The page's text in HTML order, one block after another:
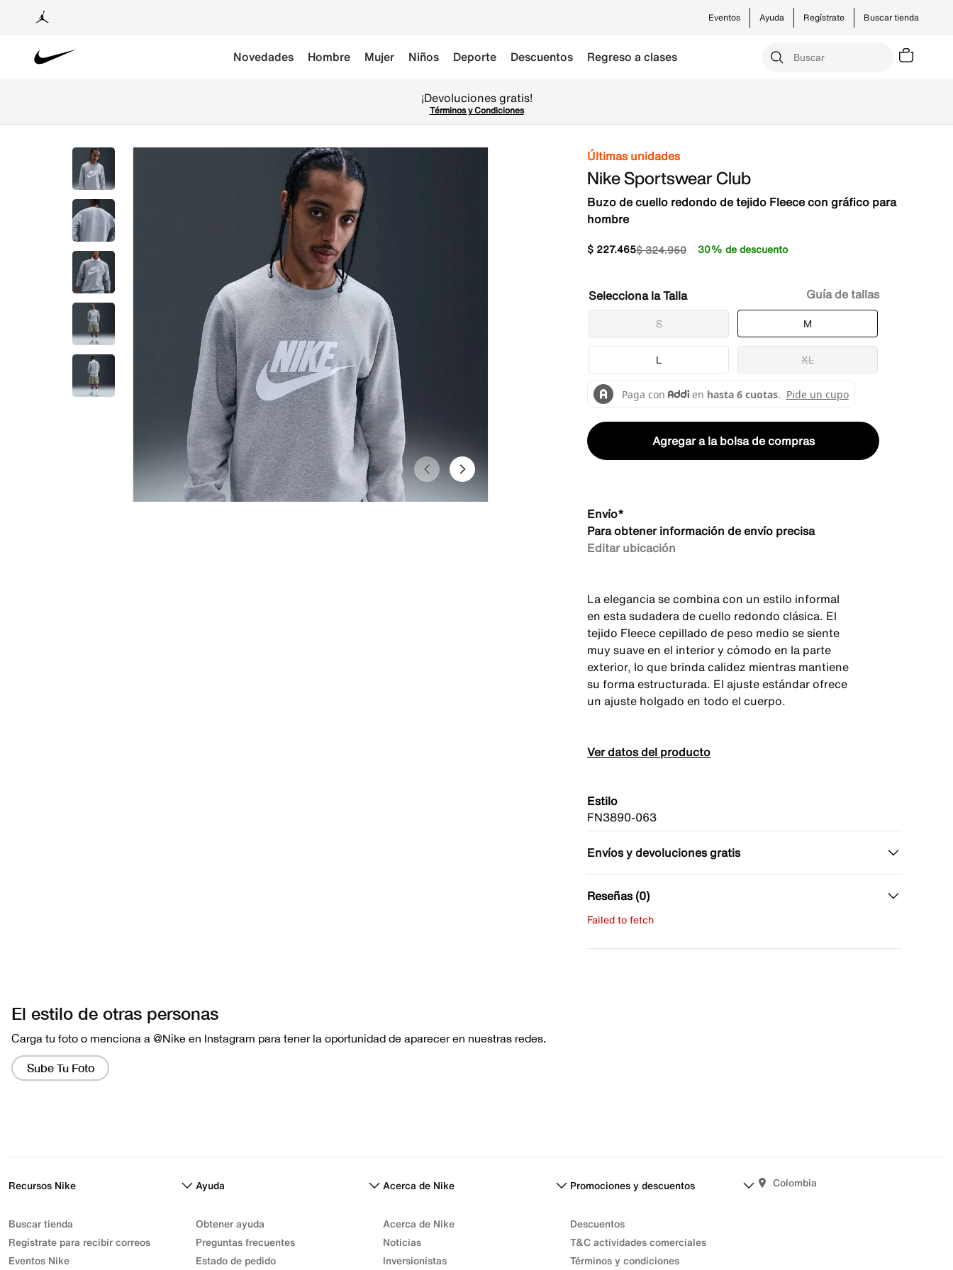
Buscar tienda
Ayuda Regístrate
Eventos
Novedades Hombre Mujer Niños Deporte Descuentos Regreso a clases
¡Devoluciones gratis!
Términos y Condiciones
Últimas unidades
Nike Sportswear Club
Buzo de cuello redondo de tejido Fleece con gráfico para
hombre
$324.950
$ 227.465 30% de descuento
Talla
S M
L XL
Guía de tallas
Agregar a la bolsa de compras
Envío*
Para obtener información de envío precisa
Editar ubicación
La elegancia se combina con un estilo informal
en esta sudadera de cuello redondo clásica. El
tejido Fleece cepillado de peso medio se siente
muy suave en el interior y cómodo en la parte
exterior, lo que brinda calidez mientras mantiene
su forma estructurada. El ajuste estándar ofrece
un ajuste holgado en todo el cuerpo.
Ver datos del producto
Estilo
FN3890-063
Envíos y devoluciones gratis
Reseñas (0)
Failed to fetch
Recursos Nike
Buscar tienda
Regístrate para recibir correos
Eventos Nike
Ayuda
Obtener ayuda
Preguntas frecuentes
Estado de pedido
Acerca de Nike
Acerca de Nike
Noticias
Inversionistas
Promociones y descuentos
Descuentos
T&C actividades comerciales
Términos y condiciones
Colombia